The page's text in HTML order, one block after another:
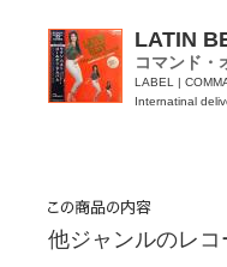
LATIN
コマンド・
LABEL |
Internatinal
他ジャンルのレ